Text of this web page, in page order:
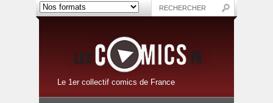
Le 1er collectif comics de France